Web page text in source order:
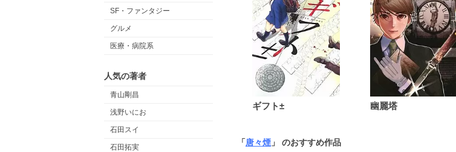
SF・ファンタジー
グルメ
医療・病院系
人気の著者
青山剛昌
浅野いにお
石田スイ
石田拓実
ギフト± 幽麗塔
「唐々煙 」 のおすすめ作品